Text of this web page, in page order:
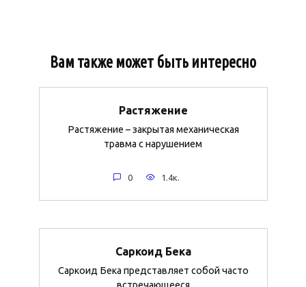
Вам также может быть интересно
Растяжение
Растяжение – закрытая механическая
травма с нарушением
0 1.4к.
Саркоид Бека
Саркоид Бека представляет собой часто
встречающееся